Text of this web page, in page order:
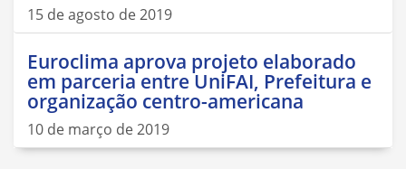
15 de agosto de 2019
Euroclima aprova projeto elaborado
em parceria entre UniFAI, Prefeitura e
organização centro-americana
10 de março de 2019